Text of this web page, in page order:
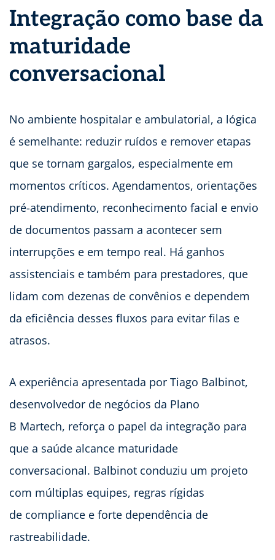
Integração como base da
maturidade
conversacional
No ambiente hospitalar e ambulatorial, a lógica
é semelhante: reduzir ruídos e remover etapas
que se tornam gargalos, especialmente em
momentos críticos. Agendamentos, orientações
pré-atendimento, reconhecimento facial e envio
de documentos passam a acontecer sem
interrupções e em tempo real. Há ganhos
assistenciais e também para prestadores, que
lidam com dezenas de convênios e dependem
da eficiência desses fluxos para evitar filas e
atrasos.
A experiência apresentada por Tiago Balbinot,
desenvolvedor de negócios da Plano
B Martech, reforça o papel da integração para
que a saúde alcance maturidade
conversacional. Balbinot conduziu um projeto
com múltiplas equipes, regras rígidas
de compliance e forte dependência de
rastreabilidade.